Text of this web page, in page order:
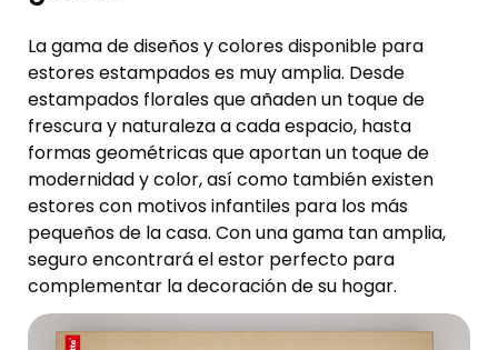
La gama de diseños y colores disponible para
estores estampados es muy amplia. Desde
estampados florales que añaden un toque de
frescura y naturaleza a cada espacio, hasta
formas geométricas que aportan un toque de
modernidad y color, así como también existen
estores con motivos infantiles para los más
pequeños de la casa. Con una gama tan amplia,
seguro encontrará el estor perfecto para
complementar la decoración de su hogar.